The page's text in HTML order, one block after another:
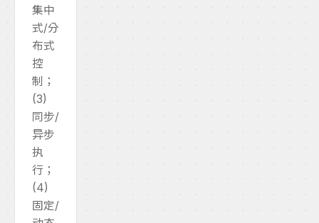
集中
式/分
布式
控
制；
(3)
同步/
异步
执
行；
(4)
固定/